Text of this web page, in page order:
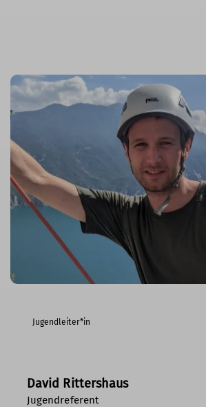
Jugendleiter*in
David Rittershaus
Jugendreferent